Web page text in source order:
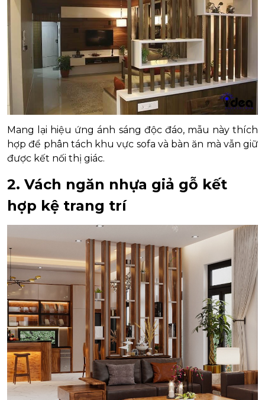
Mang lại hiệu ứng ánh sáng độc đáo, mẫu này thích
hợp để phân tách khu vực sofa và bàn ăn mà vẫn giữ
được kết nối thị giác.
2. Vách ngăn nhựa giả gỗ kết
hợp kệ trang trí